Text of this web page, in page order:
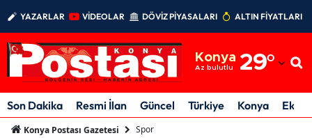
YAZARLAR VİDEOLAR DÖVİZ PİYASALARI ALTIN FİYATLARI
Konya
Az bulutlu 29°
Adıyaman
Afyonkarahisar
Son Dakika Resmi İlan Güncel Türkiye Konya
Konya Postası Gazetesi Spor